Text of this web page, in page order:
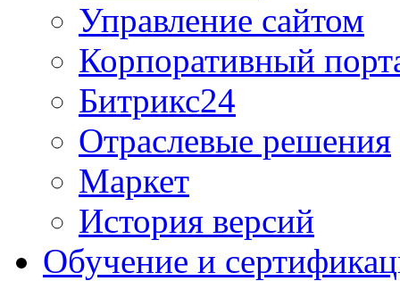
Управление сайтом
Корпоративный
Битрикс24
Отраслевые решения
Маркет
История версий
Обучение и